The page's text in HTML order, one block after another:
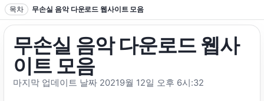
텍스트로 이동
목차 무손실 음악 다운로드 웹사이트 모음
무손실 음악 다운로드 웹사
이트 모음
마지막 업데이트 날짜 20219월 12일 오후 6시:32